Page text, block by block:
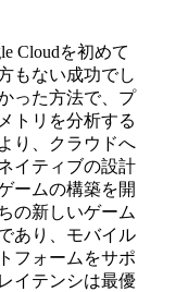
Cloudを初めて
もない成功でし
った方法で、プ
トリを分析する
り、クラウドへ
イティブの設計
ームの構築を開
の新しいゲーム
あり、モバイル
フォームをサポ
イテンシは最優